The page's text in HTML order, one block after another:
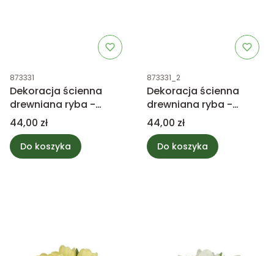
Kod produktu
873331
Dekoracja ścienna
drewniana ryba -
czerwony i
pomarańczowy 20cm
Cena
44,00 zł
Do koszyka
Kod produktu
873331_2
Dekoracja ścienna
drewniana ryba -
niebieski i
pomarańczowy 20cm
Cena
44,00 zł
Do koszyka